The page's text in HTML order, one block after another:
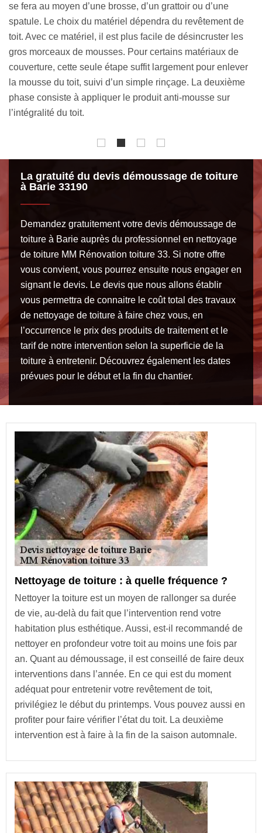
en nettoyage de toiture est garant d’un résultat satisfaisant.
Entrez en contact avec MM Rénovation toiture 33 si vous
êtes à la recherche d’un artisan pour nettoyage de toiture à
Barie 33190. Nous avons tout le matériel requis pour
remettre à neuf un toit. D’ailleurs, notre savoir-faire nous
permet de redonner de la brillance à votre toiture bien
qu’elle soit très encrassée.
La gratuité du devis démoussage de toiture
à Barie 33190
Demandez gratuitement votre devis démoussage de
toiture à Barie auprès du professionnel en nettoyage
de toiture MM Rénovation toiture 33. Si notre offre
vous convient, vous pourrez ensuite nous engager en
signant le devis. Le devis que nous allons établir
vous permettra de connaitre le coût total des travaux
de nettoyage de toiture à faire chez vous, en
l’occurrence le prix des produits de traitement et le
tarif de notre intervention selon la superficie de la
toiture à entretenir. Découvrez également les dates
prévues pour le début et la fin du chantier.
Nettoyage de toiture : à quelle fréquence ?
Nettoyer la toiture est un moyen de rallonger sa durée
de vie, au-delà du fait que l’intervention rend votre
habitation plus esthétique. Aussi, est-il recommandé de
nettoyer en profondeur votre toit au moins une fois par
an. Quant au démoussage, il est conseillé de faire deux
interventions dans l’année. En ce qui est du moment
adéquat pour entretenir votre revêtement de toit,
privilégiez le début du printemps. Vous pouvez aussi en
profiter pour faire vérifier l’état du toit. La deuxième
intervention est à faire à la fin de la saison automnale.